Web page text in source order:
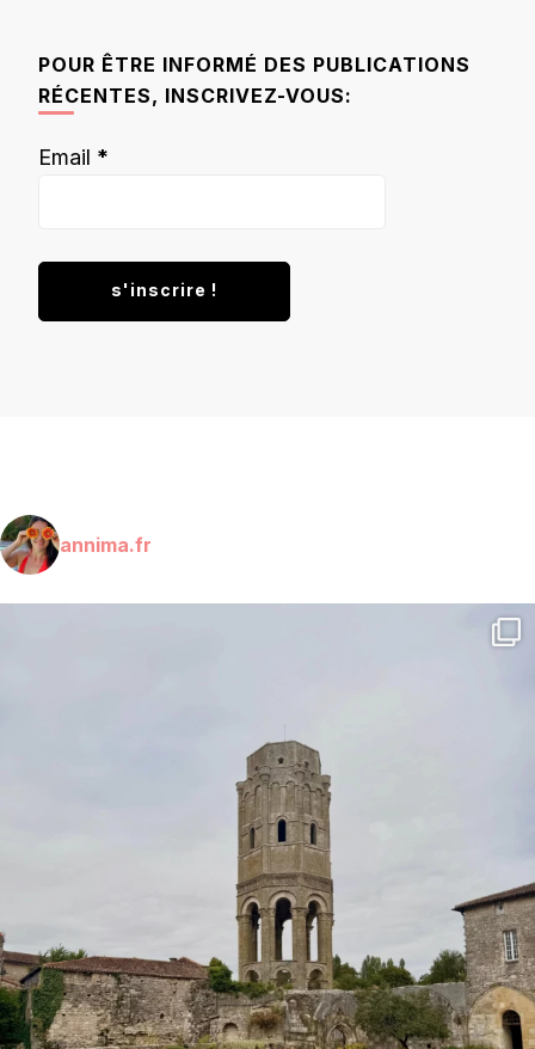
POUR ÊTRE INFORMÉ DES PUBLICATIONS
RÉCENTES, INSCRIVEZ-VOUS:
Email *
annima.fr